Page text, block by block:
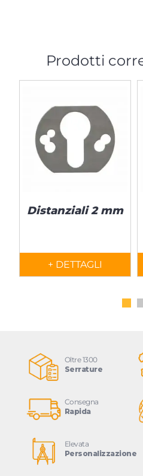
Prodotti
Distanziali 2 mm
+ DETTAGLI
Oltre 1300
Serrature
Consegna
Rapida
Elevata
Personalizzazione